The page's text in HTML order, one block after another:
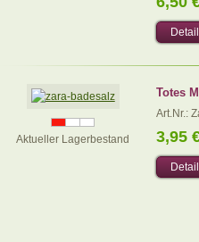
Aktueller Lagerbestand
Totes
Art.Nr.:
3,95